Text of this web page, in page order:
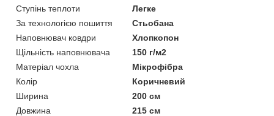
Ступінь теплоти
Легке
За технологією пошиття
Стьобана
Наповнювач ковдри
Хлопкопон
Щільність наповнювача
150 г/м2
Матеріал чохла
Мікрофібра
Колір
Коричневий
Ширина
200 см
Довжина
215 см